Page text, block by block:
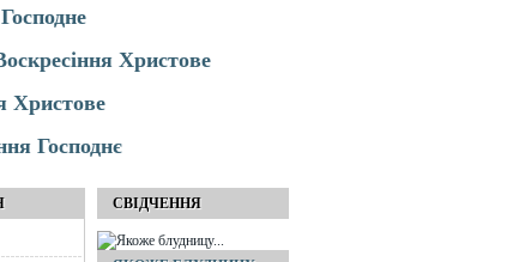
Христове
Христове
Господнє
СВІДЧЕННЯ